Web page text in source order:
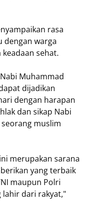
rasa
dengan warga
sehat.
Muhammad
dijadikan
dengan harapan
dan sikap Nabi
muslim
merupakan sarana
yang terbaik
maupun Polri
lahir dari rakyat,"